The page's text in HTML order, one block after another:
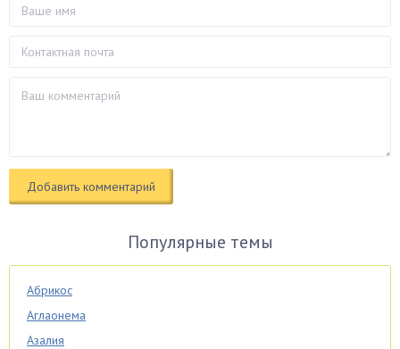
Популярные темы
Абрикос
Аглаонема
Азалия